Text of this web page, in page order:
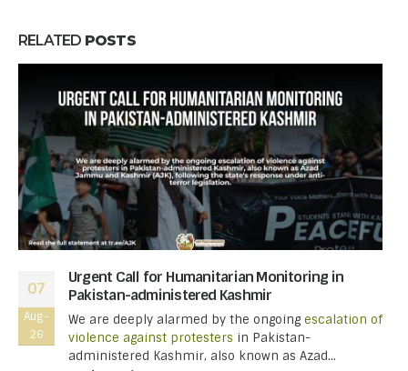
RELATED POSTS
07
Aug-
26
Urgent Call for Humanitarian Monitoring in
Pakistan-administered Kashmir
We are deeply alarmed by the ongoing escalation of
violence against protesters in Pakistan-
administered Kashmir, also known as Azad...